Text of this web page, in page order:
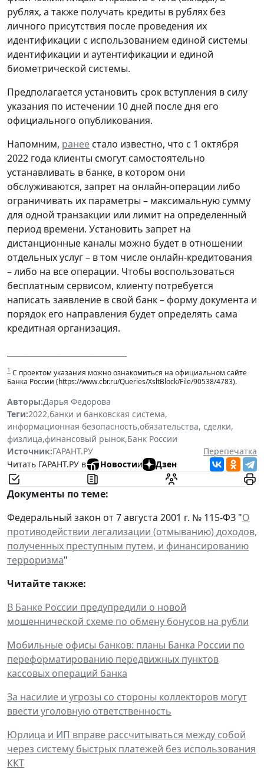
рублях, а также получать кредиты в рублях без
личного присутствия после проведения их
идентификации с использованием единой системы
идентификации и аутентификации и единой
биометрической системы.
Предполагается установить срок вступления в силу
указания по истечении 10 дней после дня его
официального опубликования.
Напомним, ранее стало известно, что с 1 октября
2022 года клиенты смогут самостоятельно
устанавливать в банке, в котором они
обслуживаются, запрет на онлайн-операции либо
ограничивать их параметры – максимальную сумму
для одной транзакции или лимит на определенный
период времени. Установить запрет на
дистанционные каналы можно будет в отношении
отдельных услуг – в том числе онлайн-кредитования
– либо на все операции. Чтобы воспользоваться
бесплатным сервисом, клиенту потребуется
написать заявление в свой банк – форму документа и
порядок его направления будет определять сама
кредитная организация.
1 С проектом указания можно ознакомиться на официальном сайте
Банка России (https://www.cbr.ru/Queries/XsltBlock/File/90538/4783).
Авторы:Дарья Федорова
Теги:2022,банки и банковская система,
информационная безопасность,обязательства, сделки,
физлица,финансовый рынок,Банк России
Источник:ГАРАНТ.РУ
Перепечатка
Читать ГАРАНТ.РУ в
Новостии Дзен
Документы по теме:
Федеральный закон от 7 августа 2001 г. № 115-ФЗ "О
противодействии легализации (отмыванию) доходов,
полученных преступным путем, и финансированию
терроризма"
Читайте также:
В Банке России предупредили о новой
мошеннической схеме по обмену бонусов на рубли
Мобильные офисы банков: планы Банка России по
переформатированию передвижных пунктов
кассовых операций банка
За насилие и угрозы со стороны коллекторов могут
ввести уголовную ответственность
Юрлица и ИП вправе рассчитываться между собой
через систему быстрых платежей без использования
ККТ